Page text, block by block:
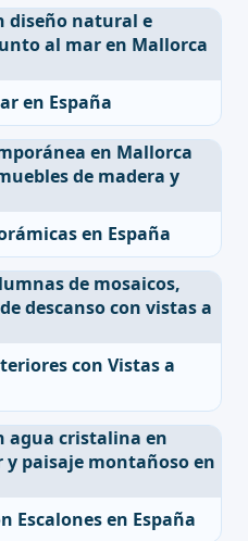
en España
en España
con Vistas a
Escalones en España